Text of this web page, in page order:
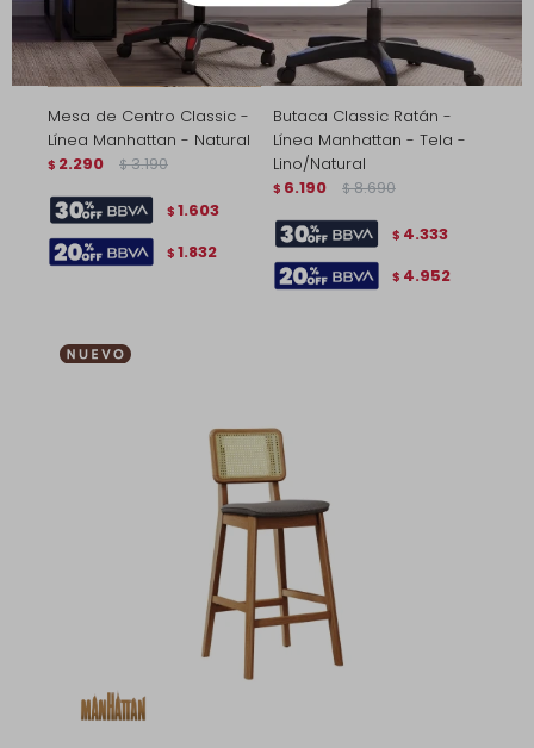
Mesa de Centro Classic -
Línea Manhattan - Natural
$ 2.290 $ 3.190
$ 1.603
$ 1.832
Butaca Classic Ratán -
Línea Manhattan - Tela -
Lino/Natural
$ 6.190 $ 8.690
$ 4.333
$ 4.952